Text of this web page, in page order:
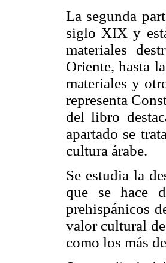
La segunda
siglo XIX y
materiales
Oriente, hasta
materiales y
representa
del libro
apartado se
cultura árabe.
Se estudia la
que se hace
prehispánicos
valor cultural
como los más